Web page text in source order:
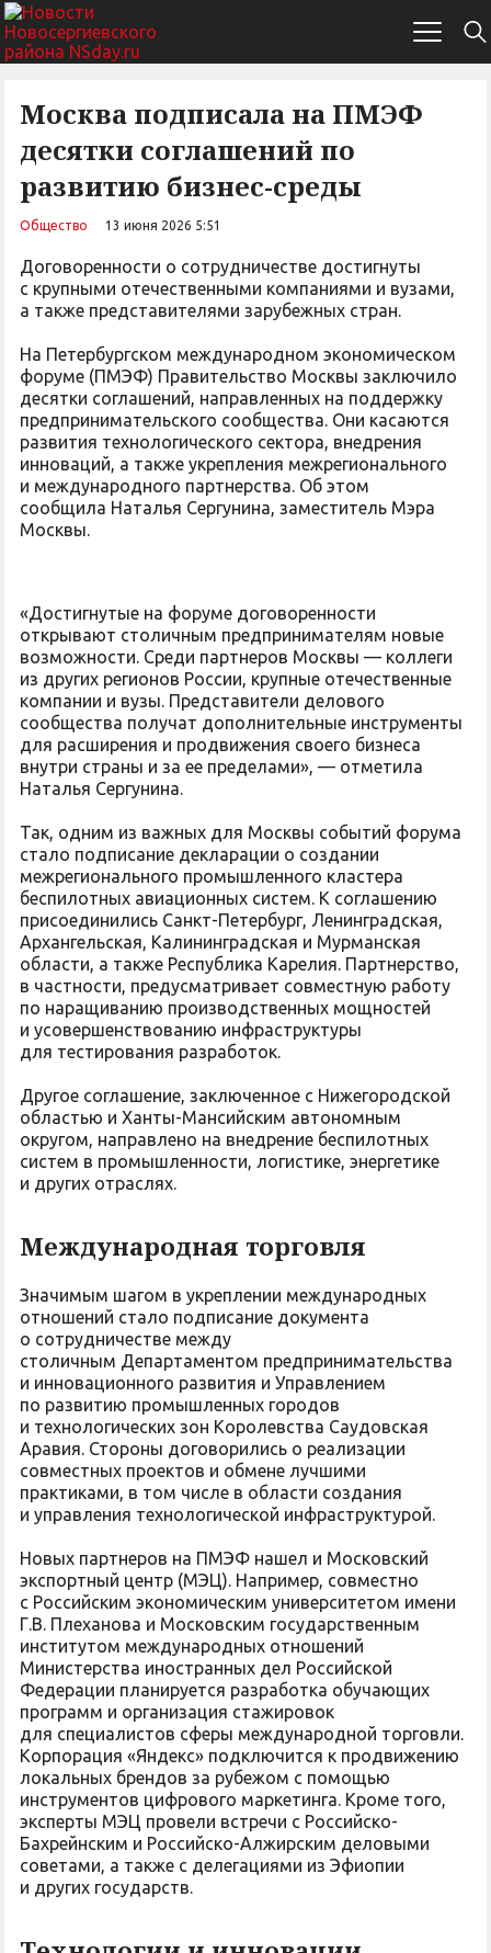
Москва подписала на ПМЭФ
десятки соглашений по
развитию бизнес-среды
Общество 13 июня 2026 5:51
Договоренности о сотрудничестве достигнуты
с крупными отечественными компаниями и вузами,
а также представителями зарубежных стран.
На Петербургском международном экономическом
форуме (ПМЭФ) Правительство Москвы заключило
десятки соглашений, направленных на поддержку
предпринимательского сообщества. Они касаются
развития технологического сектора, внедрения
инноваций, а также укрепления межрегионального
и международного партнерства. Об этом
сообщила Наталья Сергунина, заместитель Мэра
Москвы.
«Достигнутые на форуме договоренности
открывают столичным предпринимателям новые
возможности. Среди партнеров Москвы — коллеги
из других регионов России, крупные отечественные
компании и вузы. Представители делового
сообщества получат дополнительные инструменты
для расширения и продвижения своего бизнеса
внутри страны и за ее пределами», — отметила
Наталья Сергунина.
Так, одним из важных для Москвы событий форума
стало подписание декларации о создании
межрегионального промышленного кластера
беспилотных авиационных систем. К соглашению
присоединились Санкт-Петербург, Ленинградская,
Архангельская, Калининградская и Мурманская
области, а также Республика Карелия. Партнерство,
в частности, предусматривает совместную работу
по наращиванию производственных мощностей
и усовершенствованию инфраструктуры
для тестирования разработок.
Другое соглашение, заключенное с Нижегородской
областью и Ханты-Мансийским автономным
округом, направлено на внедрение беспилотных
систем в промышленности, логистике, энергетике
и других отраслях.
Международная торговля
Значимым шагом в укреплении международных
отношений стало подписание документа
о сотрудничестве между
столичным Департаментом предпринимательства
и инновационного развития и Управлением
по развитию промышленных городов
и технологических зон Королевства Саудовская
Аравия. Стороны договорились о реализации
совместных проектов и обмене лучшими
практиками, в том числе в области создания
и управления технологической инфраструктурой.
Новых партнеров на ПМЭФ нашел и Московский
экспортный центр (МЭЦ). Например, совместно
с Российским экономическим университетом имени
Г.В. Плеханова и Московским государственным
институтом международных отношений
Министерства иностранных дел Российской
Федерации планируется разработка обучающих
программ и организация стажировок
для специалистов сферы международной торговли.
Корпорация «Яндекс» подключится к продвижению
локальных брендов за рубежом с помощью
инструментов цифрового маркетинга. Кроме того,
эксперты МЭЦ провели встречи с Российско-
Бахрейнским и Российско-Алжирским деловыми
советами, а также с делегациями из Эфиопии
и других государств.